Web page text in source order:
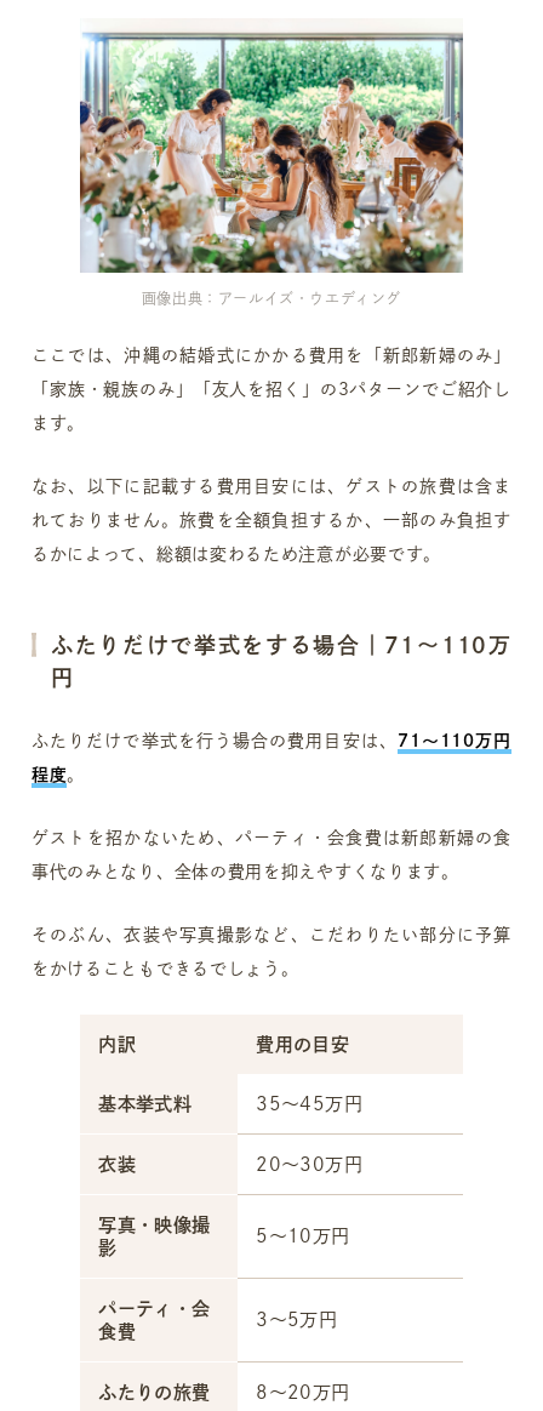
画像出典：アールイズ・ウエディング
ここでは、沖縄の結婚式にかかる費用を「新郎新婦のみ」
「家族・親族のみ」「友人を招く」の3パターンでご紹介し
ます。
なお、以下に記載する費用目安には、ゲストの旅費は含ま
れておりません。旅費を全額負担するか、一部のみ負担す
るかによって、総額は変わるため注意が必要です。
ふたりだけで挙式をする場合｜71〜110万
円
ふたりだけで挙式を行う場合の費用目安は、 71〜110万円
程度。
ゲストを招かないため、パーティ・会食費は新郎新婦の食
事代のみとなり、全体の費用を抑えやすくなります。
そのぶん、衣装や写真撮影など、こだわりたい部分に予算
をかけることもできるでしょう。
内訳 費用の目安
基本挙式料 35～45万円
衣装 20～30万円
写真・映像撮
影
5～10万円
パーティ・会
食費
3～5万円
ふたりの旅費 8～20万円